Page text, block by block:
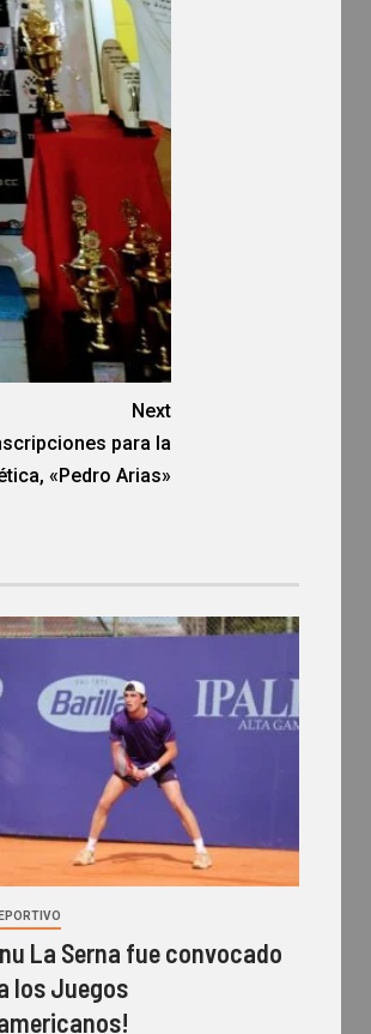
Next
para la
«Pedro Arias»
La Serna fue convocado
los Juegos